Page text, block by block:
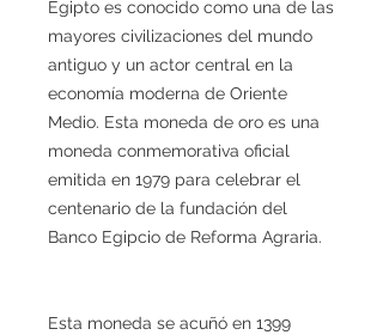
Egipto es conocido como una de las
mayores civilizaciones del mundo
antiguo y un actor central en la
economía moderna de Oriente
Medio. Esta moneda de oro es una
moneda conmemorativa oficial
emitida en 1979 para celebrar el
centenario de la fundación del
Banco Egipcio de Reforma Agraria.
Esta moneda se acuñó en 1399